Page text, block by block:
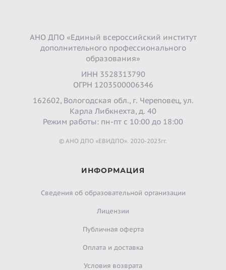
АНО ДПО «Единый всероссийский институт
дополнительного профессионального
образования»
ИНН 3528313790
ОГРН 1203500006346
162602, Вологодская обл., г. Череповец, ул.
Карла Либкнехта, д. 40
Режим работы: пн-пт с 10:00 до 18:00
© АНО ДПО «ЕВИДПО». 2020-2023гг.
ИНФОРМАЦИЯ
Сведения об образовательной организации
Лицензии
Публичная оферта
Оплата и доставка
Условия возврата